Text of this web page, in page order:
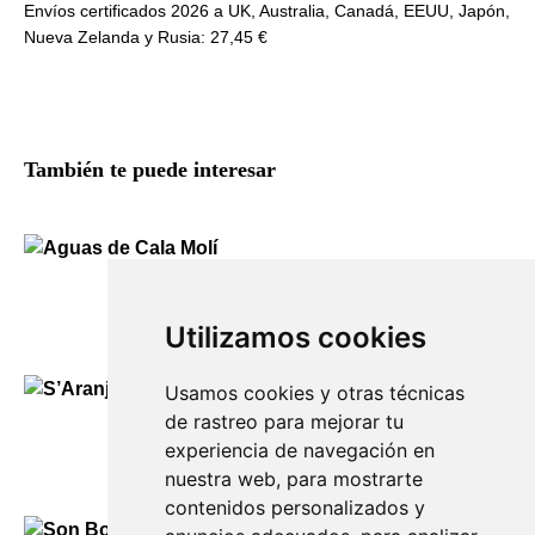
Utilizamos cookies
Usamos cookies y otras técnicas
de rastreo para mejorar tu
experiencia de navegación en
nuestra web, para mostrarte
contenidos personalizados y
Envíos certificados 2026 a UK, Australia, Canadá, EEUU, Japón,
Nueva Zelanda y Rusia: 27,45 €
También te puede interesar
130,00
S’Aranjassa — Camí d’en Kane
130,00